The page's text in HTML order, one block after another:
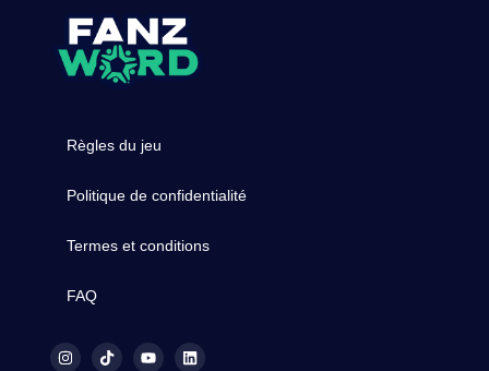
Règles du jeu
Politique de confidentialité
Termes et conditions
FAQ